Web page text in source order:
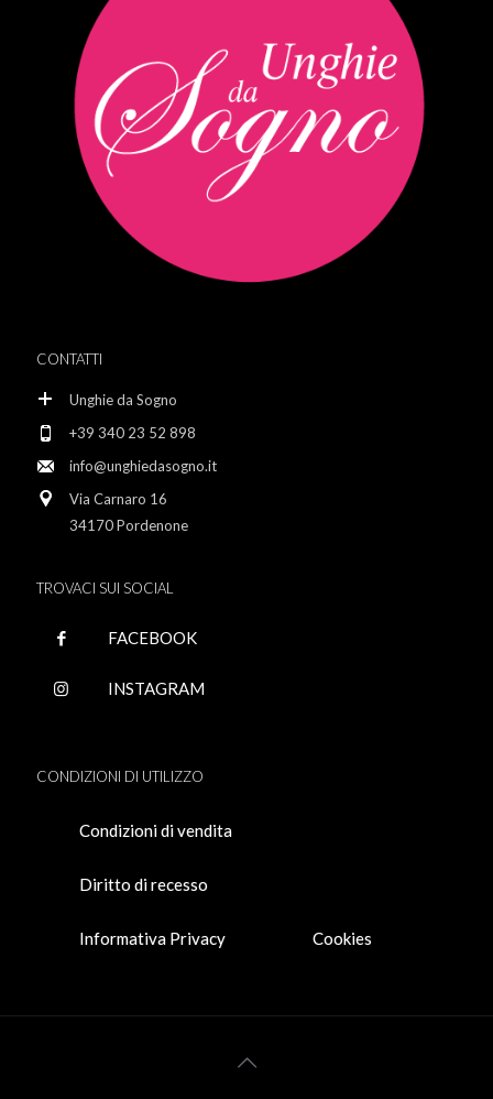
CONTATTI
Unghie da Sogno
+39 340 23 52 898
info@unghiedasogno.it
Via Carnaro 16
34170 Pordenone
TROVACI SUI SOCIAL
FACEBOOK
INSTAGRAM
CONDIZIONI DI UTILIZZO
Condizioni di vendita
Diritto di recesso
Informativa Privacy Cookies